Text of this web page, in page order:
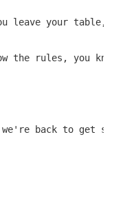
leave your table,